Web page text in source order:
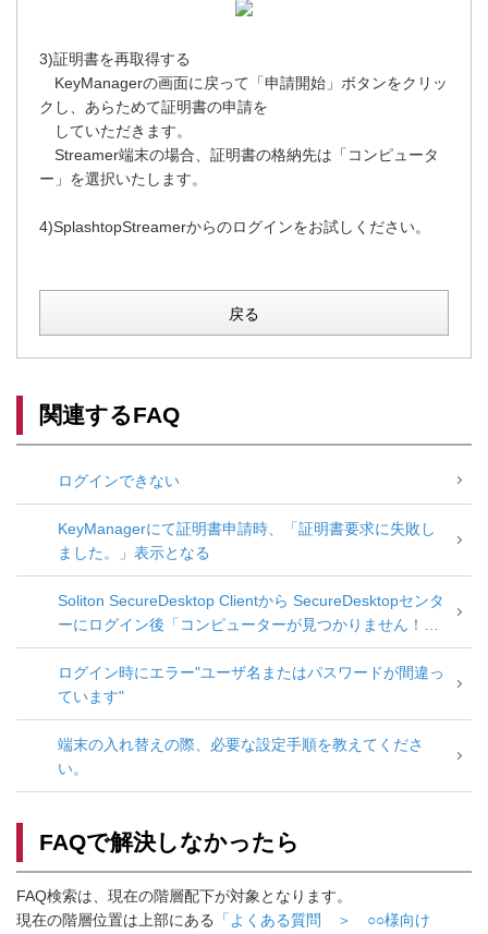
3)証明書を再取得する
KeyManagerの画面に戻って「申請開始」ボタンをクリッ
クし、あらためて証明書の申請を
していただきます。
Streamer端末の場合、証明書の格納先は「コンピュータ
ー」を選択いたします。
4)SplashtopStreamerからのログインをお試しください。
戻る
関連するFAQ
ログインできない
KeyManagerにて証明書申請時、「証明書要求に失敗し
ました。」表示となる
Soliton SecureDesktop Clientから SecureDesktopセンタ
ーにログイン後「コンピューターが見つかりません！」
メッセージとなる
ログイン時にエラー"ユーザ名またはパスワードが間違っ
ています"
端末の入れ替えの際、必要な設定手順を教えてくださ
い。
FAQで解決しなかったら
FAQ検索は、現在の階層配下が対象となります。
現在の階層位置は上部にある
「よくある質問 ＞ ○○様向け